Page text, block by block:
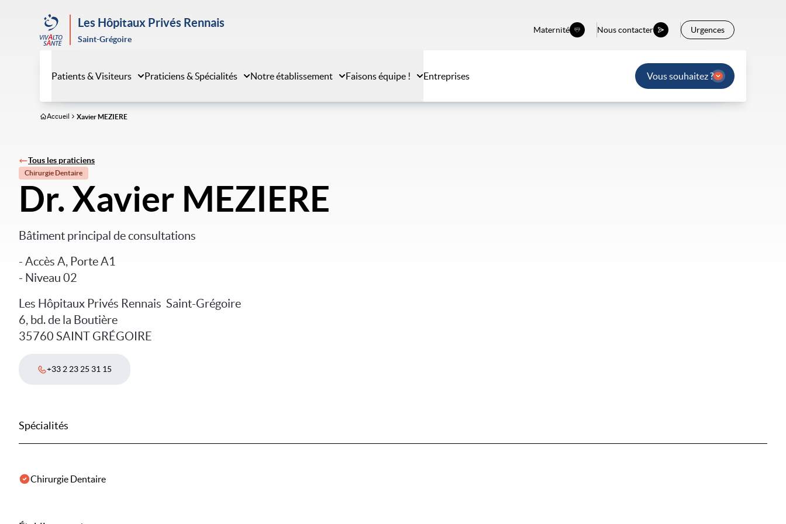
Les Hôpitaux Privés Rennais
Saint-Grégoire
Maternité Nous contacter Urgences
Patients & Visiteurs Praticiens & Spécialités Notre établissement Faisons équipe ! Entreprises Vous souhaitez ?
Accueil Xavier MEZIERE
Tous les praticiens
Chirurgie Dentaire
Dr. Xavier MEZIERE
Bâtiment principal de consultations
- Accès A, Porte A1
- Niveau 02
Les Hôpitaux Privés Rennais  Saint-Grégoire
6, bd. de la Boutière
35760 SAINT GRÉGOIRE
+33 2 23 25 31 15
Spécialités
Chirurgie Dentaire